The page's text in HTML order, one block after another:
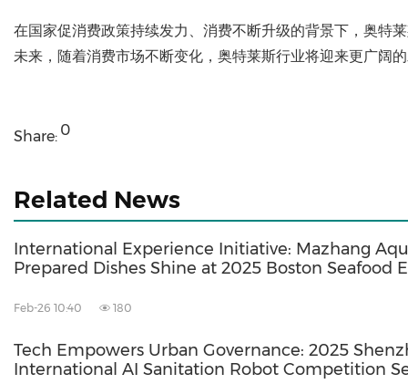
在国家促消费政策持续发力、消费不断升级的背景下，奥特
未来，随着消费市场不断变化，奥特莱斯行业将迎来更广阔
Share: 0
Related News
International Experience Initiative: Mazhang
Prepared Dishes Shine at 2025 Boston Seafood
Feb-26 10:40 180
Tech Empowers Urban Governance: 2025
International AI Sanitation Robot Competition